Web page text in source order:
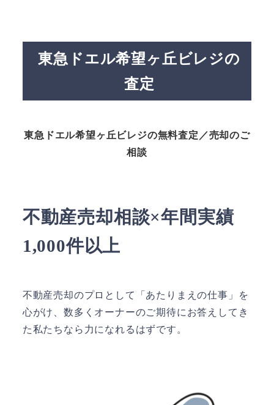
東急ドエル希望ヶ丘ビレジの
査定
東急ドエル希望ヶ丘ビレジの無料査定／売却のご
相談
不動産売却相談×年間実績
1,000件以上
不動産売却のプロとして「あたりまえの仕事」を
心がけ、数多くオーナーのご期待にお答えしてき
た私たちなら力になれるはずです。